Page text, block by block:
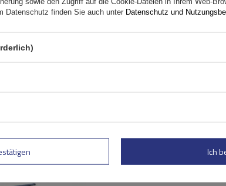
für traditionelle und
Datenschutz finden Sie auch unter Datenschutz und
Ich